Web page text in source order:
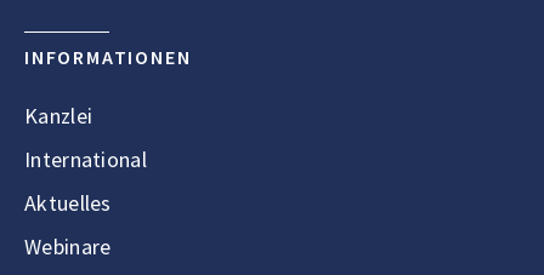
INFORMATIONEN
Kanzlei
International
Aktuelles
Webinare